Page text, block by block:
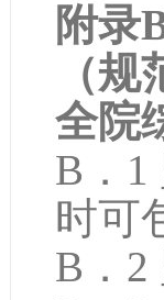
附录
（规
全院
B．1
时可
B．2